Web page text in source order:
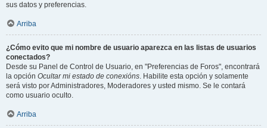
sus datos y preferencias.
Arriba
¿Cómo evito que mi nombre de usuario aparezca en las listas de usuarios
conectados?
Desde su Panel de Control de Usuario, en "Preferencias de Foros", encontrará
la opción Ocultar mi estado de conexións. Habilite esta opción y solamente
será visto por Administradores, Moderadores y usted mismo. Se le contará
como usuario oculto.
Arriba